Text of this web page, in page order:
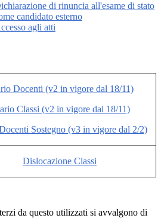
di rinuncia all'esame di stato
candidato esterno
agli atti
Docenti (v2 in vigore dal 18/11)
Classi (v2 in vigore dal 18/11)
Sostegno (v3 in vigore dal 2/2)
Dislocazione Classi
da questo utilizzati si avvalgono di